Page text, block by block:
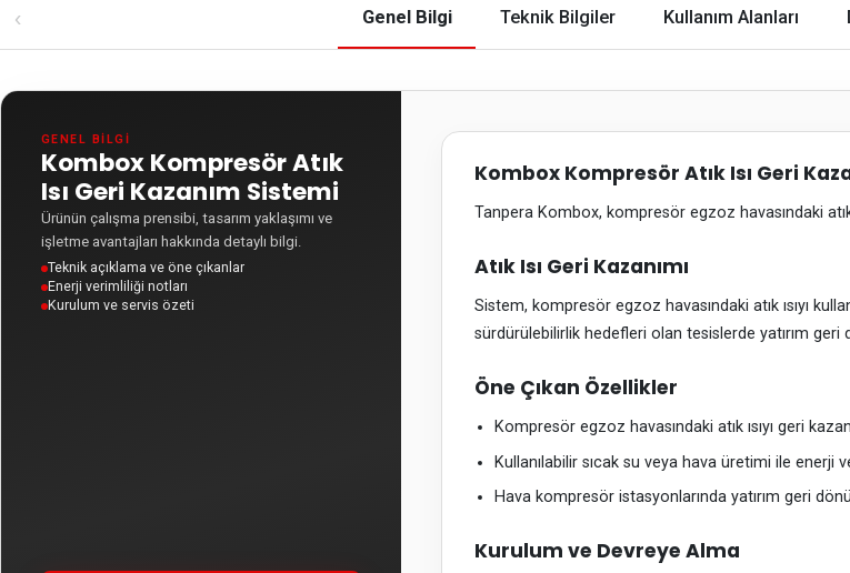
‹ Genel Bilgi Teknik Bilgiler Kullanım Alanları
GENEL BILGI
Kombox Kompresör Atık
Isı Geri Kazanım Sistemi
Ürünün çalışma prensibi, tasarım yaklaşımı ve
işletme avantajları hakkında detaylı bilgi.
Teknik açıklama ve öne çıkanlar
Enerji verimliliği notları
Kurulum ve servis özeti
Kombox Kompresör Atık Isı Geri
Tanpera Kombox, kompresör egzoz havasındaki atık
Atık Isı Geri Kazanımı
Sistem, kompresör egzoz havasındaki atık ısıyı
sürdürülebilirlik hedefleri olan tesislerde yatırım geri
Öne Çıkan Özellikler
Kompresör egzoz havasındaki atık ısıyı geri
Kullanılabilir sıcak su veya hava üretimi ile enerji
Hava kompresör istasyonlarında yatırım geri
Kurulum ve Devreye Alma